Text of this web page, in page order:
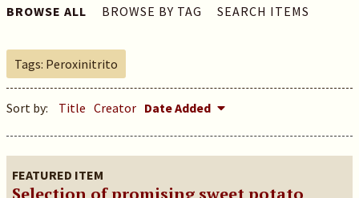
BROWSE ALL BROWSE BY TAG SEARCH ITEMS
Tags: Peroxinitrito
Sort by: Title Creator Date Added
FEATURED ITEM
Selection of promising sweet potato